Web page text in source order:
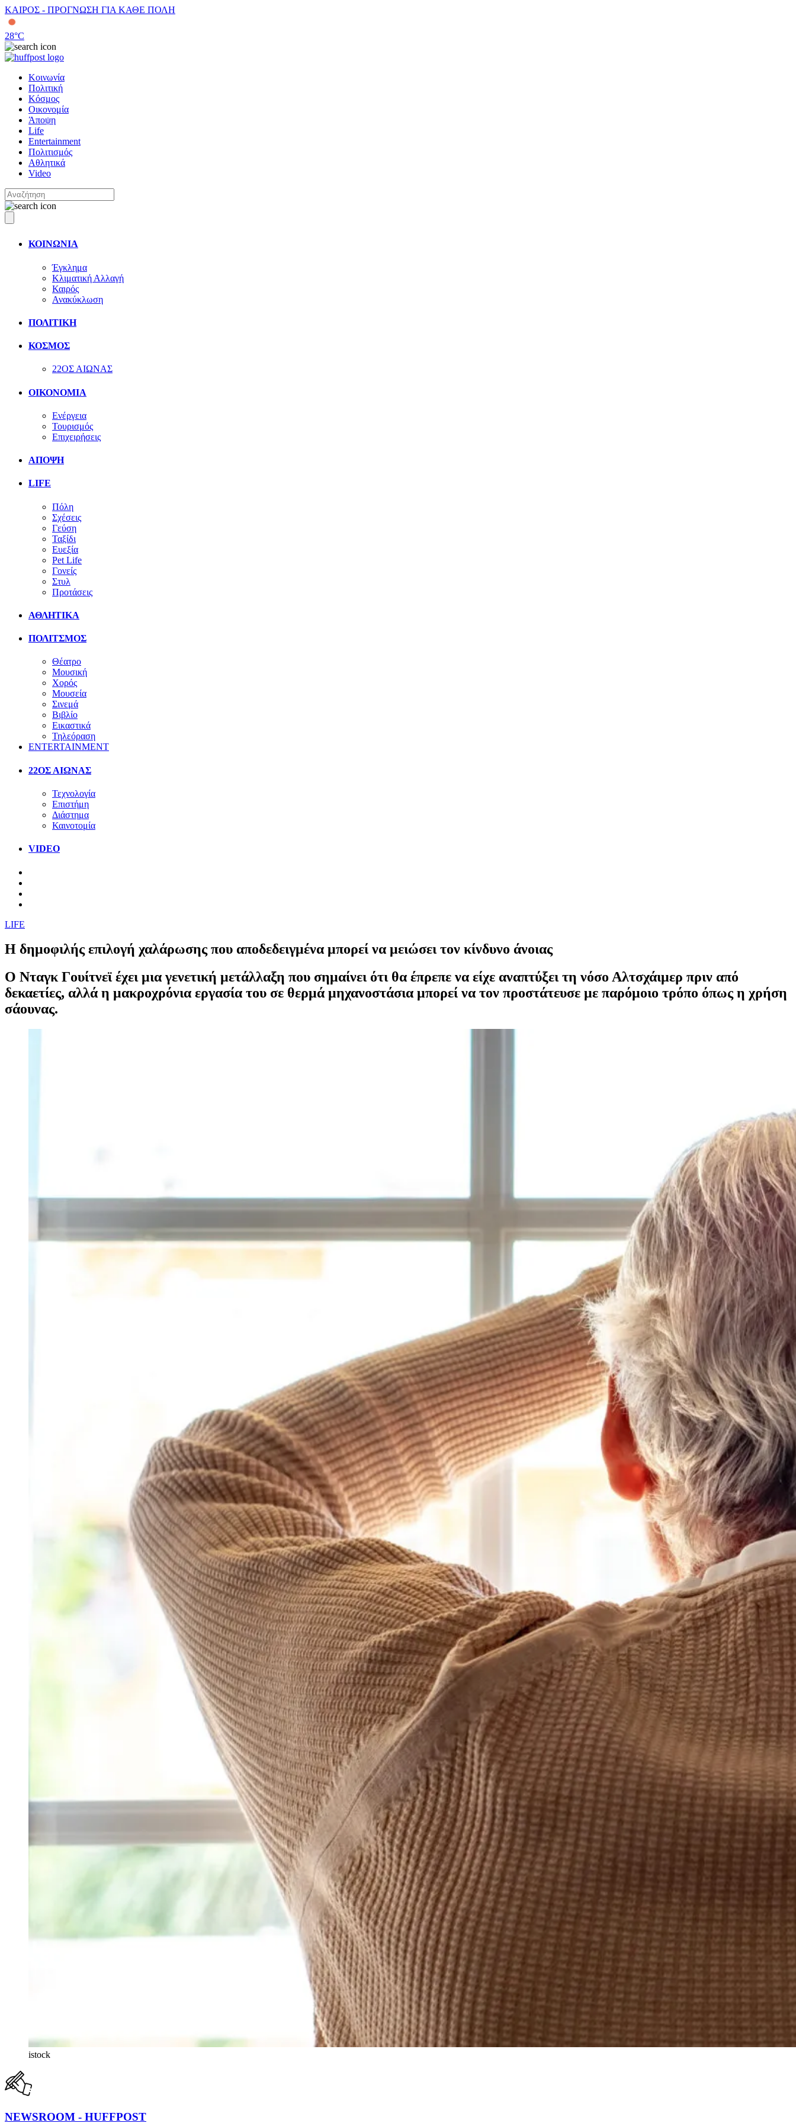
ΚΑΙΡΟΣ - ΠΡΟΓΝΩΣΗ ΓΙΑ ΚΑΘΕ ΠΟΛΗ
28°C
Κοινωνία
Πολιτική
Κόσμος
Οικονομία
Άποψη
Life
Entertainment
Πολιτισμός
Αθλητικά
Video
ΚΟΙΝΩΝΙΑ
Έγκλημα
Κλιματική Αλλαγή
Καιρός
Ανακύκλωση
ΠΟΛΙΤΙΚΗ
ΚΟΣΜΟΣ
22ΟΣ ΑΙΩΝΑΣ
ΟΙΚΟΝΟΜΙΑ
Ενέργεια
Τουρισμός
Επιχειρήσεις
ΑΠΟΨΗ
LIFE
Πόλη
Σχέσεις
Γεύση
Ταξίδι
Ευεξία
Pet Life
Γονείς
Στυλ
Προτάσεις
ΑΘΛΗΤΙΚΑ
ΠΟΛΙΤΣΜΟΣ
Θέατρο
Μουσική
Χορός
Μουσεία
Σινεμά
Βιβλίο
Εικαστικά
Τηλεόραση
ENTERTAINMENT
22ΟΣ ΑΙΩΝΑΣ
Τεχνολογία
Επιστήμη
Διάστημα
Καινοτομία
VIDEO
LIFE
Η δημοφιλής επιλογή χαλάρωσης που αποδεδειγμένα μπορεί να μειώσει τον κίνδυνο άνοιας
Ο Νταγκ Γουίτνεϊ έχει μια γενετική μετάλλαξη που σημαίνει ότι θα έπρεπε να είχε αναπτύξει τη νόσο Αλτσχάιμερ πριν από
δεκαετίες, αλλά η μακροχρόνια εργασία του σε θερμά μηχανοστάσια μπορεί να τον προστάτευσε με παρόμοιο τρόπο όπως η χρήση
σάουνας.
istock
NEWSROOM - HUFFPOST